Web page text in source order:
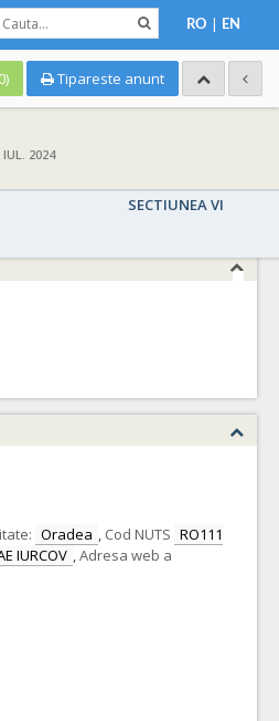
RO | EN
Tipareste anunt
2024
SECTIUNEA VI
Oradea , Cod NUTS RO111
IURCOV ,Adresa web a